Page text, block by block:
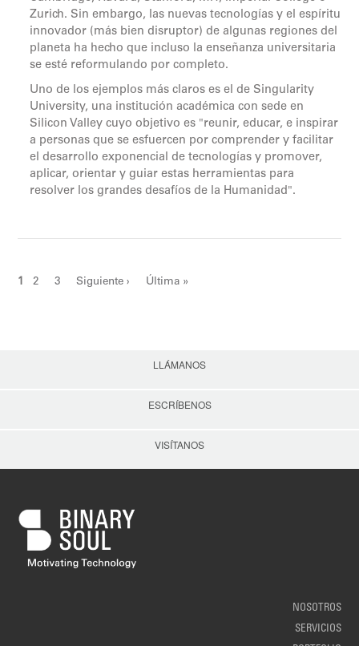
Zurich. Sin embargo, las nuevas tecnologías y el espíritu
innovador (más bien disruptor) de algunas regiones del
planeta ha hecho que incluso la enseñanza universitaria
se esté reformulando por completo.
Uno de los ejemplos más claros es el de Singularity
University, una institución académica con sede en
Silicon Valley cuyo objetivo es "reunir, educar, e inspirar
a personas que se esfuercen por comprender y facilitar
el desarrollo exponencial de tecnologías y promover,
aplicar, orientar y guiar estas herramientas para
resolver los grandes desafíos de la Humanidad".
Páginas
1 2 3 Siguiente › Última »
LLÁMANOS
ESCRÍBENOS
VISÍTANOS
NOSOTROS
SERVICIOS